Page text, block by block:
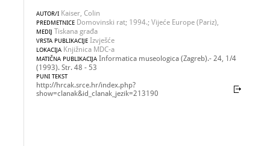
AUTOR/I Kaiser, Colin
PREDMETNICE Domovinski rat; 1994.; Vijeće Europe (Pariz),
MEDIJ Tiskana građa
VRSTA PUBLIKACIJE Izvješće
LOKACIJA Knjižnica MDC-a
MATIČNA PUBLIKACIJA Informatica museologica (Zagreb).- 24, 1/4
(1993). Str. 48 - 53
PUNI TEKST
http://hrcak.srce.hr/index.php?
show=clanak&id_clanak_jezik=213190